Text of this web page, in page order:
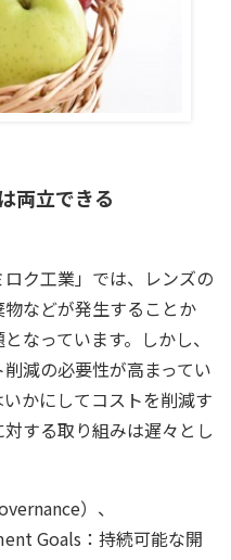
両立できる
ク工業」では、レンズの
などが発生することか
なっています。しかし、
減の必要性が高まってい
かにしてコストを削減す
する取り組みは遅々とし
）、
Goals：持続可能な開